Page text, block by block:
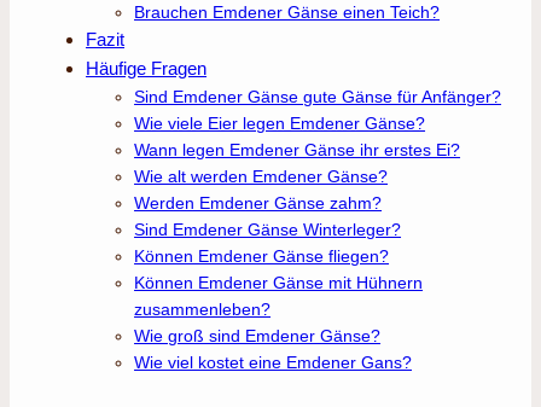
Brauchen Emdener Gänse einen Teich?
Fazit
Häufige Fragen
Sind Emdener Gänse gute Gänse für Anfänger?
Wie viele Eier legen Emdener Gänse?
Wann legen Emdener Gänse ihr erstes Ei?
Wie alt werden Emdener Gänse?
Werden Emdener Gänse zahm?
Sind Emdener Gänse Winterleger?
Können Emdener Gänse fliegen?
Können Emdener Gänse mit Hühnern
zusammenleben?
Wie groß sind Emdener Gänse?
Wie viel kostet eine Emdener Gans?